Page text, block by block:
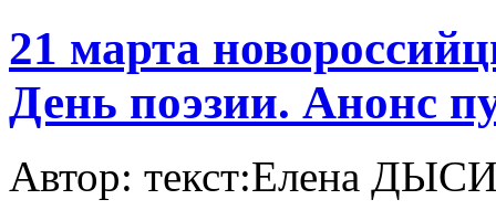
21 марта
День поэзии. Анонс
Автор: текст:Елена